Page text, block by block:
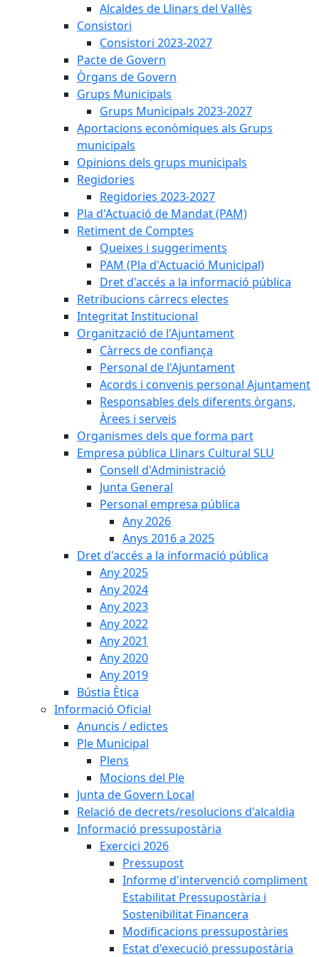
Alcaldes de Llinars del Vallès
Consistori
Consistori 2023-2027
Pacte de Govern
Òrgans de Govern
Grups Municipals
Grups Municipals 2023-2027
Aportacions econòmiques als Grups
municipals
Opinions dels grups municipals
Regidories
Regidories 2023-2027
Pla d'Actuació de Mandat (PAM)
Retiment de Comptes
Queixes i suggeriments
PAM (Pla d'Actuació Municipal)
Dret d'accés a la informació pública
Retribucions càrrecs electes
Integritat Institucional
Organització de l'Ajuntament
Càrrecs de confiança
Personal de l'Ajuntament
Acords i convenis personal Ajuntament
Responsables dels diferents òrgans,
Àrees i serveis
Organismes dels que forma part
Empresa pública Llinars Cultural SLU
Consell d'Administració
Junta General
Personal empresa pública
Any 2026
Anys 2016 a 2025
Dret d'accés a la informació pública
Any 2025
Any 2024
Any 2023
Any 2022
Any 2021
Any 2020
Any 2019
Bústia Ètica
Informació Oficial
Anuncis / edictes
Ple Municipal
Plens
Mocions del Ple
Junta de Govern Local
Relació de decrets/resolucions d'alcaldia
Informació pressupostària
Exercici 2026
Pressupost
Informe d'intervenció compliment
Estabilitat Pressupostària i
Sostenibilitat Financera
Modificacions pressupostàries
Estat d'execució pressupostària